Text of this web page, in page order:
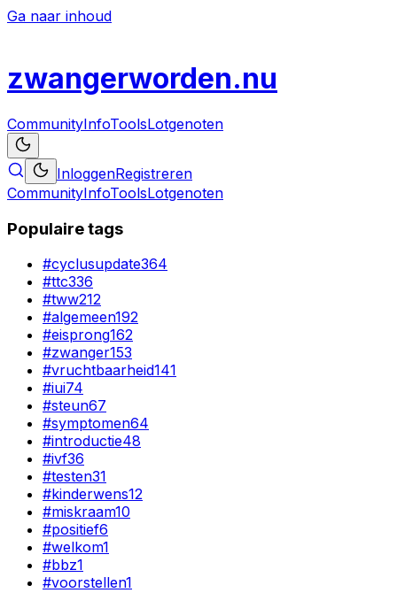
Ga naar inhoud
zwangerworden.nu
CommunityInfoToolsLotgenoten
InloggenRegistreren
CommunityInfoToolsLotgenoten
Populaire tags
#cyclusupdate364
#ttc336
#tww212
#algemeen192
#eisprong162
#zwanger153
#vruchtbaarheid141
#iui74
#steun67
#symptomen64
#introductie48
#ivf36
#testen31
#kinderwens12
#miskraam10
#positief6
#welkom1
#bbz1
#voorstellen1